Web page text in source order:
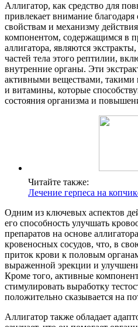
Аллигатор, как средство для
привлекает внимание
свойствам и механизму
компонентом, содержащимся в
аллигатора, являются
частей тела этого рептилии,
внутренние органы. Эти
активными веществами,
и витамины, которые
состояния организма и
Читайте также:
Лечение герпеса на
Одним из ключевых аспектов
его способность улучшать
препаратов на основе
кровеносных сосудов, что, в
приток крови к половым
выраженной эрекции и
Кроме того, активные
стимулировать выработку
положительно сказывается на
Аллигатор также обладает